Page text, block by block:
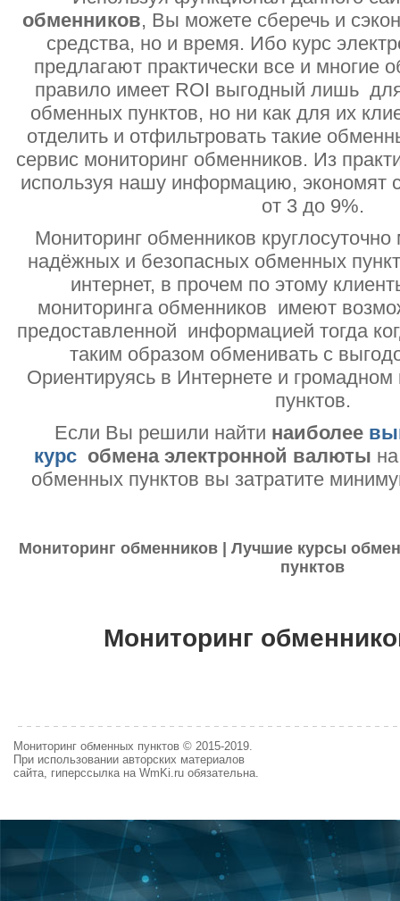
обменников, Вы можете сберечь и
средства, но и время. Ибо курс
предлагают практически все и многие
правило имеет ROI выгодный лишь
обменных пунктов, но ни как для их
отделить и отфильтровать такие
сервис мониторинг обменников. Из
используя нашу информацию, экономят
от 3 до 9%.
Мониторинг обменников круглосуточно
надёжных и безопасных обменных
интернет, в прочем по этому
мониторинга обменников имеют
предоставленной информацией тогда
таким образом обменивать с
Ориентируясь в Интернете и
пунктов.
Если Вы решили найти наиболее
курс обмена электронной валюты
обменных пунктов вы затратите
Мониторинг обменников | Лучшие курсы
пунктов
Мониторинг
Мониторинг обменных пунктов © 2015-2019.
При использовании авторских материалов
сайта, гиперссылка на WmKi.ru обязательна.